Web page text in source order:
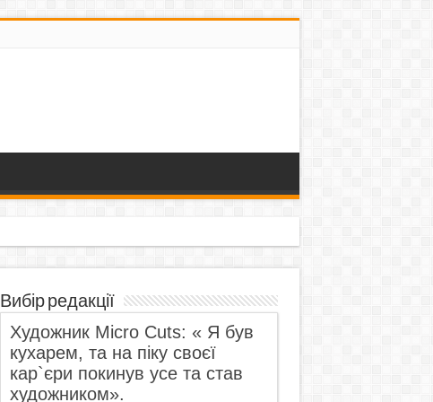
Вибір редакції
Художник Micro Cuts: « Я був
кухарем, та на піку своєї
кар`єри покинув усе та став
художником».